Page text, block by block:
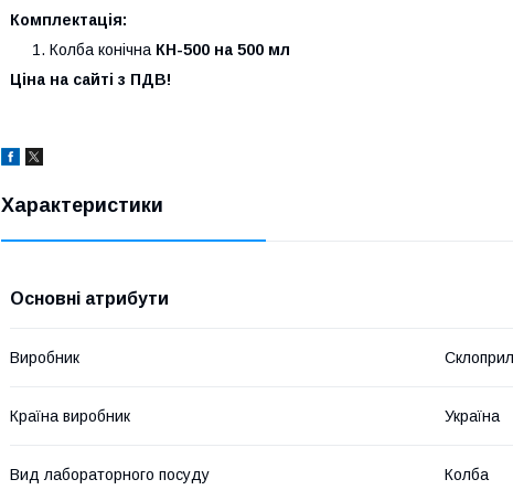
Комплектація:
Колба конічна КН-500 на 500 мл
Ціна на сайті з ПДВ!
Характеристики
Основні атрибути
Виробник
Країна виробник Україна
Вид лабораторного посуду Колба